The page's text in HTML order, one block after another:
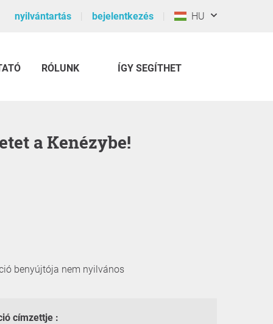
nyilvántartás bejelentkezés HU
RÓLUNK ÍGY SEGÍTHET
a Kenézybe!
benyújtója nem nyilvános
címzettje :